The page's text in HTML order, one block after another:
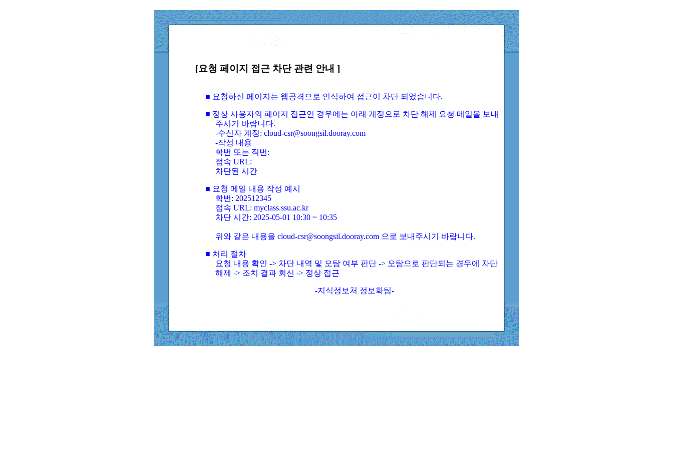
[요청 페이지 접근 차단 관련 안내 ]
■ 요청하신 페이지는 웹공격으로 인식하여 접근이 차단 되었습니다.
■ 정상 사용자의 페이지 접근인 경우에는 아래 계정으로 차단 해제 요청 메일을 보내
주시기 바랍니다.
-수신자 계정: cloud-csr@soongsil.dooray.com
-작성 내용
학번 또는 직번:
접속 URL:
차단된 시간
■ 요청 메일 내용 작성 예시
학번: 202512345
접속 URL: myclass.ssu.ac.kr
차단 시간: 2025-05-01 10:30 ~ 10:35
위와 같은 내용을 cloud-csr@soongsil.dooray.com 으로 보내주시기 바랍니다.
■ 처리 절차
요청 내용 확인 -> 차단 내역 및 오탐 여부 판단 -> 오탐으로 판단되는 경우에 차단
해제 -> 조치 결과 회신 -> 정상 접근
-지식정보처 정보화팀-